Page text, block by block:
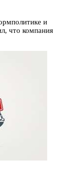
и
что компания